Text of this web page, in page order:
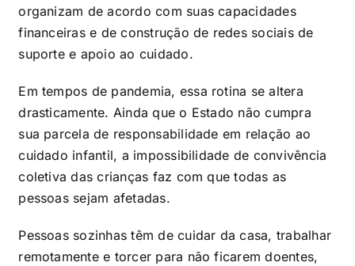
organizam de acordo com suas capacidades
financeiras e de construção de redes sociais de
suporte e apoio ao cuidado.
Em tempos de pandemia, essa rotina se altera
drasticamente. Ainda que o Estado não cumpra
sua parcela de responsabilidade em relação ao
cuidado infantil, a impossibilidade de convivência
coletiva das crianças faz com que todas as
pessoas sejam afetadas.
Pessoas sozinhas têm de cuidar da casa, trabalhar
remotamente e torcer para não ficarem doentes,